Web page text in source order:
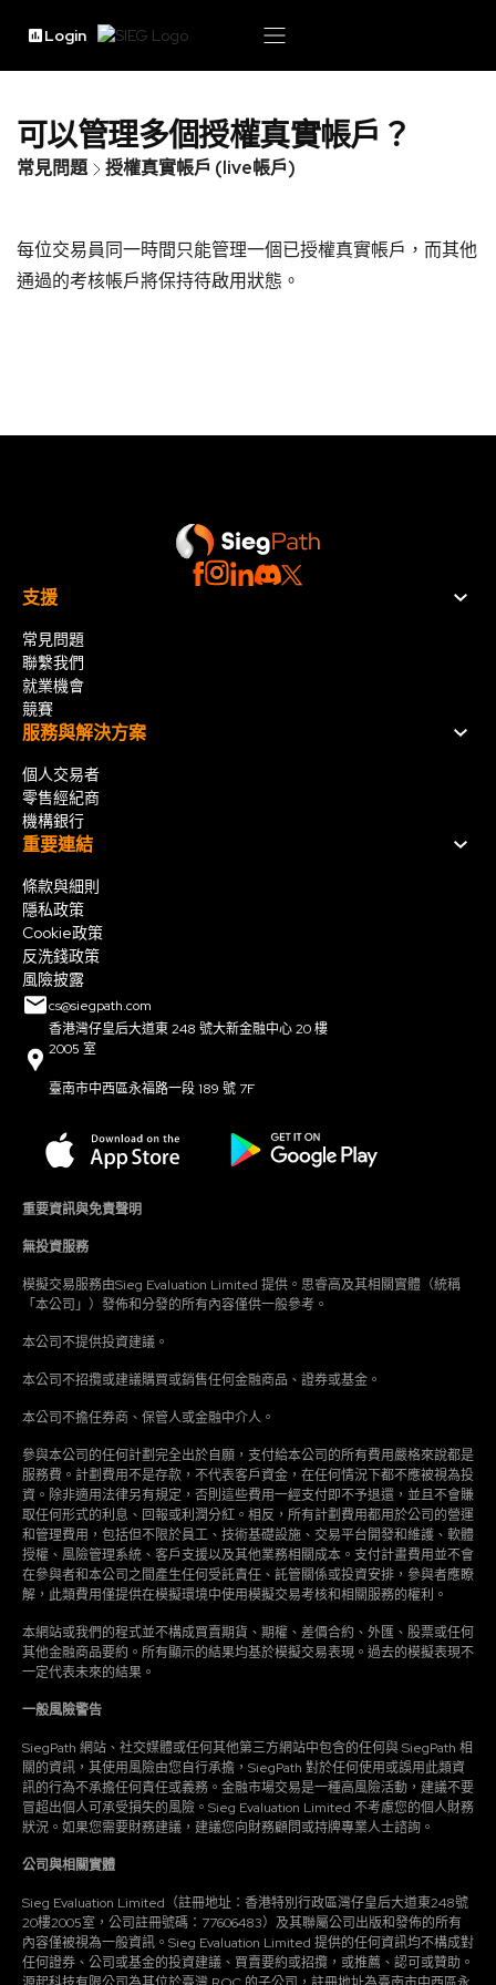
Login
可以管理多個授權真實帳戶？
常見問題 授權真實帳戶 (live帳戶)
每位交易員同一時間只能管理一個已授權真實帳戶，而其他
通過的考核帳戶將保持待啟用狀態。
支援
常見問題
聯繫我們
就業機會
競賽
服務與解決方案
個人交易者
零售經紀商
機構銀行
重要連結
條款與細則
隱私政策
Cookie政策
反洗錢政策
風險披露
cs@siegpath.com
香港灣仔皇后大道東 248 號大新金融中心 20 樓
2005 室
臺南市中西區永福路一段 189 號 7F
重要資訊與免責聲明
無投資服務
模擬交易服務由Sieg Evaluation Limited 提供。思睿高及其相關實體（統稱
「本公司」）發佈和分發的所有內容僅供一般參考。
本公司不提供投資建議。
本公司不招攬或建議購買或銷售任何金融商品、證券或基金。
本公司不擔任券商、保管人或金融中介人。
參與本公司的任何計劃完全出於自願，支付給本公司的所有費用嚴格來說都是
服務費。計劃費用不是存款，不代表客戶資金，在任何情況下都不應被視為投
資。除非適用法律另有規定，否則這些費用一經支付即不予退還，並且不會賺
取任何形式的利息、回報或利潤分紅。相反，所有計劃費用都用於公司的營運
和管理費用，包括但不限於員工、技術基礎設施、交易平台開發和維護、軟體
授權、風險管理系統、客戶支援以及其他業務相關成本。支付計畫費用並不會
在參與者和本公司之間產生任何受託責任、託管關係或投資安排，參與者應瞭
解，此類費用僅提供在模擬環境中使用模擬交易考核和相關服務的權利。
本網站或我們的程式並不構成買賣期貨、期權、差價合約、外匯、股票或任何
其他金融商品要約。所有顯示的結果均基於模擬交易表現。過去的模擬表現不
一定代表未來的結果。
一般風險警告
SiegPath 網站、社交媒體或任何其他第三方網站中包含的任何與 SiegPath 相
關的資訊，其使用風險由您自行承擔，SiegPath 對於任何使用或誤用此類資
訊的行為不承擔任何責任或義務。金融市場交易是一種高風險活動，建議不要
冒超出個人可承受損失的風險。Sieg Evaluation Limited 不考慮您的個人財務
狀況。如果您需要財務建議，建議您向財務顧問或持牌專業人士諮詢。
公司與相關實體
Sieg Evaluation Limited（註冊地址：香港特別行政區灣仔皇后大道東248號
20樓2005室，公司註冊號碼：77606483）及其聯屬公司出版和發佈的所有
內容僅被視為一般資訊。Sieg Evaluation Limited 提供的任何資訊均不構成對
任何證券、公司或基金的投資建議、買賣要約或招攬，或推薦、認可或贊助。